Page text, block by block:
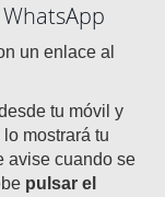
un enlace al
tu móvil y
lo mostrará tu
avise cuando se
pulsar el